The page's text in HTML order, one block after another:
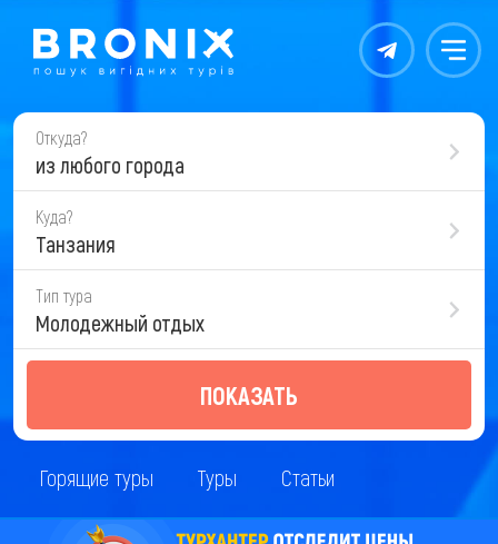
Контакты Меню
Откуда?
из любого города
Куда?
Танзания
Тип тура
Молодежный отдых
ПОКАЗАТЬ
Горящие туры Туры Статьи